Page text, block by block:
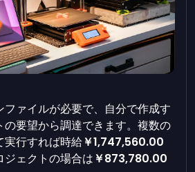
ァイルが必要で、自分で作成す
の要望から調達できます。複数の
実行すれば時給￥1,747,560.00
ジェクトの場合は￥873,780.00